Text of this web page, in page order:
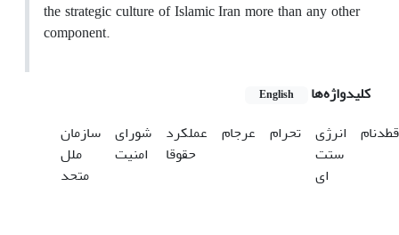
the strategic culture of Islamic Iran more than any other
component.
کلیدواژه‌ها English
سازمان
ملل
متحد
شورای
امنیت
عملکرد
حقوقا
عرجام تحرام انرژی
ستت
ای
قطدنام